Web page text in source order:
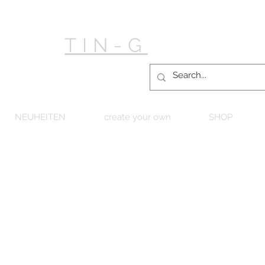
TIN-G
NEUHEITEN create your own SHOP